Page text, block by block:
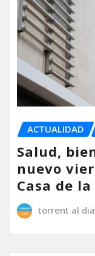
ACTUALIDAD
Salud,
nuevo
Casa de la
torrent al dia